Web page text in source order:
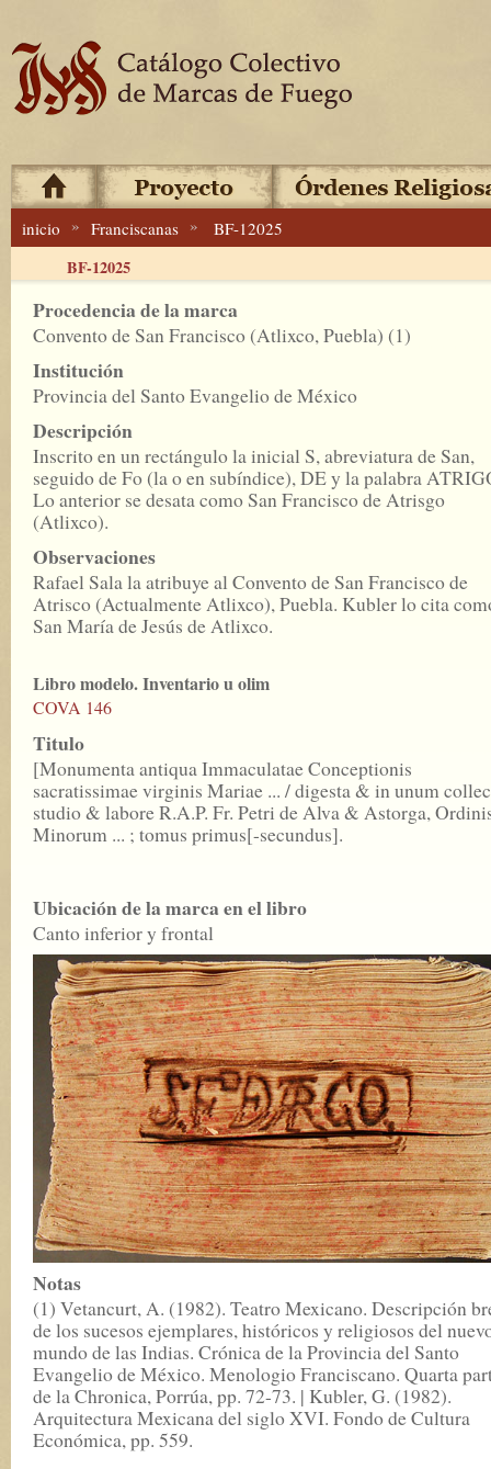
inicio » Franciscanas » BF-12025
BF-12025
Procedencia de la marca
Convento de San Francisco (Atlixco, Puebla) (1)
Institución
Provincia del Santo Evangelio de México
Descripción
Inscrito en un rectángulo la inicial S, abreviatura de San,
seguido de Fo (la o en subíndice), DE y la palabra
Lo anterior se desata como San Francisco de Atrisgo
(Atlixco).
Observaciones
Rafael Sala la atribuye al Convento de San Francisco de
Atrisco (Actualmente Atlixco), Puebla. Kubler lo cita
San María de Jesús de Atlixco.
Libro modelo. Inventario u olim
COVA 146
Titulo
[Monumenta antiqua Immaculatae Conceptionis
sacratissimae virginis Mariae ... / digesta & in unum
studio & labore R.A.P. Fr. Petri de Alva & Astorga,
Minorum ... ; tomus primus[-secundus].
Ubicación de la marca en el libro
Canto inferior y frontal
Notas
(1) Vetancurt, A. (1982). Teatro Mexicano. Descripción
de los sucesos ejemplares, históricos y religiosos del
mundo de las Indias. Crónica de la Provincia del Santo
Evangelio de México. Menologio Franciscano. Quarta
de la Chronica, Porrúa, pp. 72-73. | Kubler, G. (1982).
Arquitectura Mexicana del siglo XVI. Fondo de Cultura
Económica, pp. 559.